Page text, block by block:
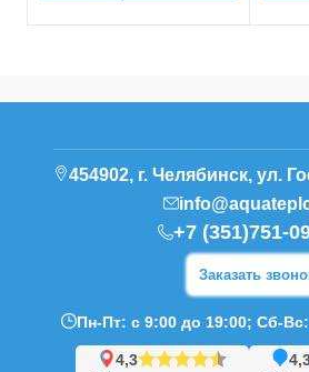
454902, г. Челябинск, ул.
+7 (351)751-
Заказать
Пн-Пт: с 9:00 до 19:00; Сб-
4,3